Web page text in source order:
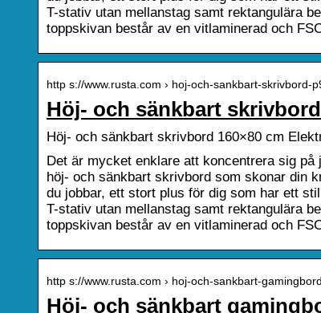
T-stativ utan mellanstag samt rektangulära
toppskivan består av en vitlaminerad och
http s://www.rusta.com › hoj-och-sankbart-skrivbord-
Höj- och sänkbart
Höj- och sänkbart skrivbord 160×80 cm
Det är mycket enklare att koncentrera sig
höj- och sänkbart skrivbord som skonar din
du jobbar, ett stort plus för dig som har ett
T-stativ utan mellanstag samt rektangulära
toppskivan består av en vitlaminerad och
http s://www.rusta.com › hoj-och-sankbart-
Höj- och sänkbart